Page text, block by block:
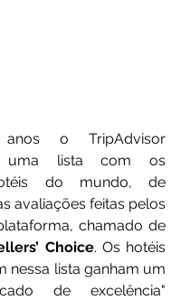
o TripAdvisor
uma lista com os
do mundo, de
avaliações feitas pelos
Choice. Os hotéis
nessa lista ganham um
de excelência"